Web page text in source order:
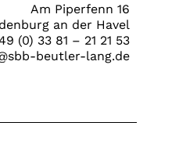
Am Piperfenn 16
an der Havel
(0) 33 81 – 21 21 53
beutler-lang.de